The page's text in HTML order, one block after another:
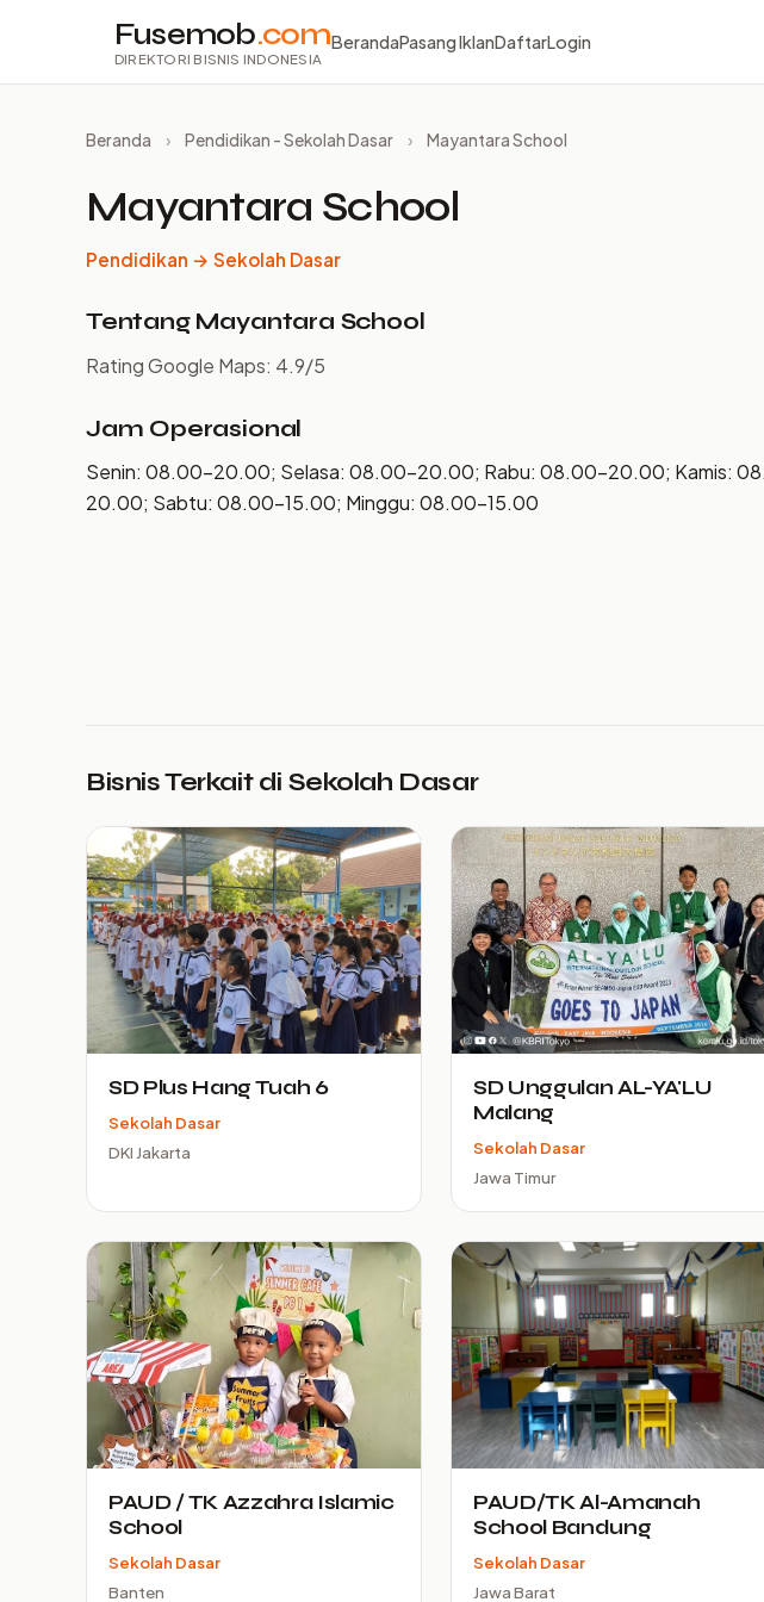
Fusemob.com
DIREKTORI BISNIS INDONESIA
BerandaPasang IklanDaftarLogin
Beranda › Pendidikan - Sekolah Dasar › Mayantara School
Mayantara School
Pendidikan → Sekolah Dasar
Tentang Mayantara School
Rating Google Maps: 4.9/5
Jam Operasional
Senin: 08.00–20.00; Selasa: 08.00–20.00; Rabu: 08.00–20.00; Kamis:
20.00; Sabtu: 08.00–15.00; Minggu: 08.00–15.00
Bisnis Terkait di Sekolah Dasar
SD Plus Hang Tuah 6
Sekolah Dasar
DKI Jakarta
SD Unggulan AL-YA'LU
Malang
Sekolah Dasar
Jawa Timur
PAUD / TK Azzahra Islamic
School
Sekolah Dasar
Banten
PAUD/TK Al-Amanah
School Bandung
Sekolah Dasar
Jawa Barat